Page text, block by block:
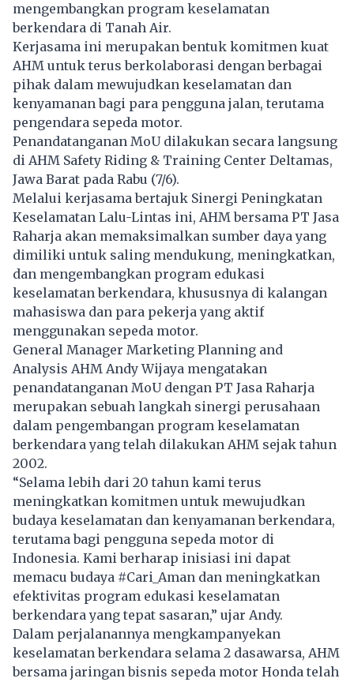
mengembangkan program keselamatan
berkendara di Tanah Air.
Kerjasama ini merupakan bentuk komitmen kuat
AHM untuk terus berkolaborasi dengan berbagai
pihak dalam mewujudkan keselamatan dan
kenyamanan bagi para pengguna jalan, terutama
pengendara sepeda motor.
Penandatanganan MoU dilakukan secara langsung
di AHM Safety Riding & Training Center Deltamas,
Jawa Barat pada Rabu (7/6).
Melalui kerjasama bertajuk Sinergi Peningkatan
Keselamatan Lalu-Lintas ini, AHM bersama PT Jasa
Raharja akan memaksimalkan sumber daya yang
dimiliki untuk saling mendukung, meningkatkan,
dan mengembangkan program edukasi
keselamatan berkendara, khususnya di kalangan
mahasiswa dan para pekerja yang aktif
menggunakan sepeda motor.
General Manager Marketing Planning and
Analysis AHM Andy Wijaya mengatakan
penandatanganan MoU dengan PT Jasa Raharja
merupakan sebuah langkah sinergi perusahaan
dalam pengembangan program keselamatan
berkendara yang telah dilakukan AHM sejak tahun
2002.
“Selama lebih dari 20 tahun kami terus
meningkatkan komitmen untuk mewujudkan
budaya keselamatan dan kenyamanan berkendara,
terutama bagi pengguna sepeda motor di
Indonesia. Kami berharap inisiasi ini dapat
memacu budaya #Cari_Aman dan meningkatkan
efektivitas program edukasi keselamatan
berkendara yang tepat sasaran,” ujar Andy.
Dalam perjalanannya mengkampanyekan
keselamatan berkendara selama 2 dasawarsa, AHM
bersama jaringan bisnis sepeda motor Honda telah